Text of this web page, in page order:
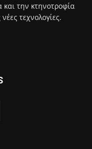
και την κτηνοτροφία
τεχνολογίες.